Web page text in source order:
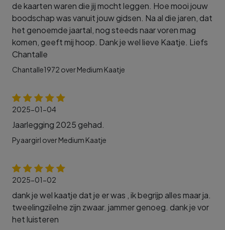
de kaarten waren die jij mocht leggen. Hoe mooi jouw
boodschap was vanuit jouw gidsen. Na al die jaren, dat
het genoemde jaartal, nog steeds naar voren mag
komen, geeft mij hoop. Dank je wel lieve Kaatje. Liefs
Chantalle
Chantalle1972 over Medium Kaatje
2025-01-04
Jaarlegging 2025 gehad.
Pyaargirl over Medium Kaatje
2025-01-02
dank je wel kaatje dat je er was , ik begrijp alles maar ja.
tweelingzilelne zijn zwaar. jammer genoeg. dank je vor
het luisteren